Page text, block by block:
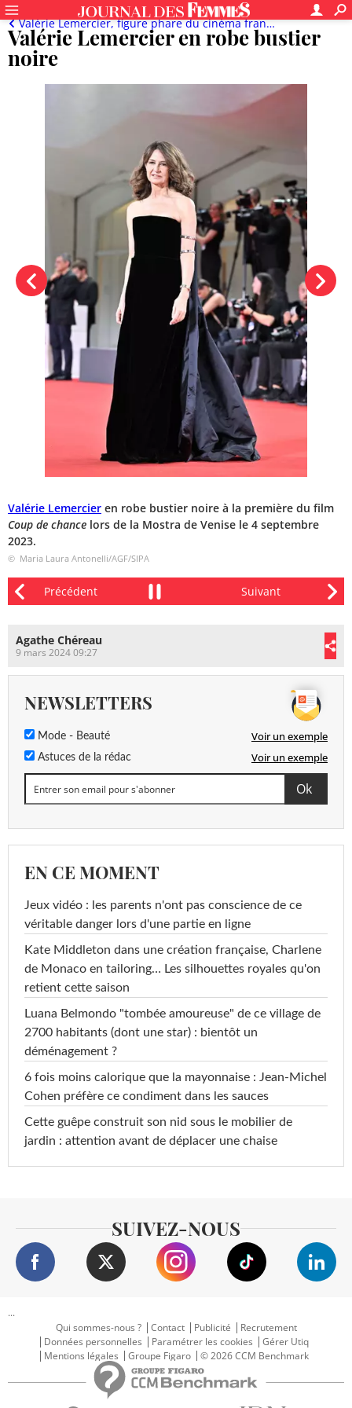
Valérie Lemercier en robe bustier
noire
Valérie Lemercier, figure phare du cinéma français, en 20 looks qui valent le coup d'œil
Valérie Lemercier en robe bustier noire à la première du film
Coup de chance lors de la Mostra de Venise le 4 septembre
2023.
© Maria Laura Antonelli/AGF/SIPA
Agathe Chéreau
9 mars 2024 09:27
NEWSLETTERS
Mode - Beauté Voir un exemple
Astuces de la rédac Voir un exemple
EN CE MOMENT
Jeux vidéo : les parents n'ont pas conscience de ce
véritable danger lors d'une partie en ligne
Kate Middleton dans une création française, Charlene
de Monaco en tailoring… Les silhouettes royales qu'on
retient cette saison
Luana Belmondo "tombée amoureuse" de ce village de
2700 habitants (dont une star) : bientôt un
déménagement ?
6 fois moins calorique que la mayonnaise : Jean-Michel
Cohen préfère ce condiment dans les sauces
Cette guêpe construit son nid sous le mobilier de
jardin : attention avant de déplacer une chaise
SUIVEZ-NOUS
...
Qui sommes-nous ?
Contact Publicité
Recrutement
Données personnelles
Paramétrer les cookies
Gérer Utiq
Mentions légales
Groupe Figaro © 2026 CCM Benchmark